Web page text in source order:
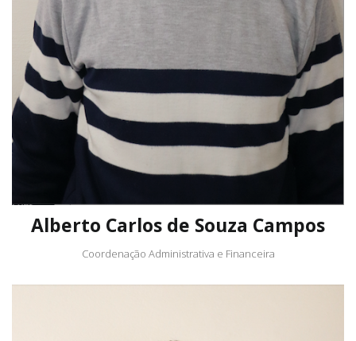
Alberto Carlos de Souza Campos
Coordenação Administrativa e Financeira